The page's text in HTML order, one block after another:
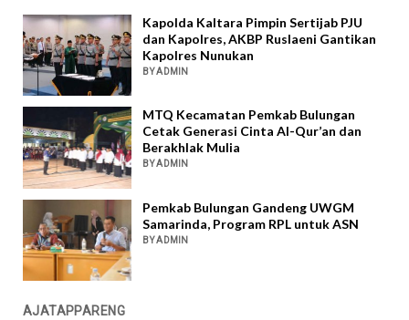
Kapolda Kaltara Pimpin Sertijab PJU
dan Kapolres, AKBP Ruslaeni Gantikan
Kapolres Nunukan
BY ADMIN
MTQ Kecamatan Pemkab Bulungan
Cetak Generasi Cinta Al-Qur’an dan
Berakhlak Mulia
BY ADMIN
Pemkab Bulungan Gandeng UWGM
Samarinda, Program RPL untuk ASN
BY ADMIN
AJATAPPARENG